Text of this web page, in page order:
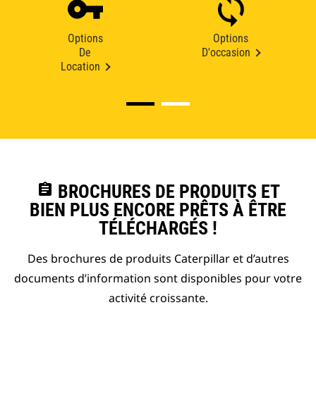
Options
De
Location
Options
D'occasion
assignment BROCHURES DE PRODUITS ET
BIEN PLUS ENCORE PRÊTS À ÊTRE
TÉLÉCHARGÉS !
Des brochures de produits Caterpillar et d’autres
documents d’information sont disponibles pour votre
activité croissante.